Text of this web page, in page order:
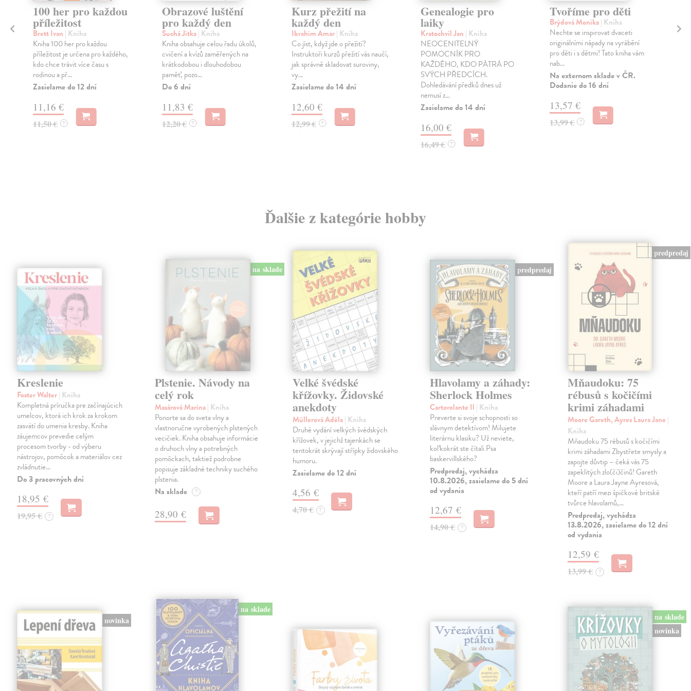
100 her pro každou
příležitost
Brett Ivan | Kniha
Kniha 100 her pro každou
příležitost je určena pro každého,
kdo chce trávit více času s
rodinou a př...
Zasielame do 12 dní
11,16 €
11,50 € ?
Obrazové luštění
pro každý den
Suchá Jitka| Kniha
Kniha obsahuje celou řadu úkolů,
cvičení a kvízů zaměřených na
krátkodobou i dlouhodobou
paměť, pozo...
Do 6 dní
11,83 €
12,20 € ?
Kurz přežití na
každý den
Ibrahim Amar| Kniha
Co jíst, když jde o přežití?
Instruktoři kurzů přežití vás naučí,
jak správně skladovat suroviny,
vy...
Zasielame do 14 dní
12,60 €
12,99 € ?
Genealogie pro
laiky
Kratochvíl Jan | Kniha
NEOCENITELNÝ
POMOCNÍK PRO
KAŽDÉHO, KDO PÁTRÁ PO
SVÝCH PŘEDCÍCH.
Dohledávání předků dnes už
nemusí z...
Zasielame do 14 dní
16,00 €
16,49 € ?
Tvoříme pro děti
Brýdová Monika| Kniha
Nechte se inspirovat dvaceti
originálními nápady na vyrábění
pro děti i s dětmi! Tato kniha vám
nab...
Na externom sklade v ČR.
Dodanie do 16 dní
13,57 €
13,99 € ?
Ďalšie z kategórie hobby
Kreslenie
Foster Walter| Kniha
Kompletná príručka pre začínajúcich
umelcov, ktorá ich krok za krokom
zasvätí do umenia kresby. Kniha
záujemcov prevedie celým
procesom tvorby - od výberu
nástrojov, pomôcok a materiálov cez
zvládnutie…
Do 3 pracovných dní
18,95 €
19,95 € ?
na sklade
Plstenie. Návody na
celý rok
Masárová Marína| Kniha
Ponorte sa do sveta vlny a
vlastnoručne vyrobených plstených
vecičiek. Kniha obsahuje informácie
o druhoch vlny a potrebných
pomôckach, taktiež podrobne
popisuje základné techniky suchého
plstenia.
Na sklade ?
28,90 €
Velké švédské
křížovky. Židovské
anekdoty
Müllerová Adéla| Kniha
Druhé vydání velkých švédských
křížovek, v jejichž tajenkách se
tentokrát skrývají střípky židovského
humoru.
Zasielame do 12 dní
4,56 €
4,70 € ?
predpredaj
Hlavolamy a záhady:
Sherlock Holmes
Cartavolante Il | Kniha
Preverte si svoje schopnosti so
slávnym detektívom! Milujete
literárnu klasiku? Už neviete,
koľkokrát ste čítali Psa
baskervillského?
Predpredaj, vychádza
10.8.2026, zasielame do 5 dní
od vydania
12,67 €
14,90 € ?
predpredaj
Mňaudoku: 75
rébusů s kočičími
krimi záhadami
Moore Gareth, Ayres Laura Jane |
Kniha
Mňaudoku 75 rébusů s kočičími
krimi záhadami Zbystřete smysly a
zapojte důvtip – čeká vás 75
zapeklitých zlo(či)činů! Gareth
Moore a Laura Jayne Ayresová,
kteří patří mezi špičkové britské
tvůrce hlavolamů,…
Predpredaj, vychádza
13.8.2026, zasielame do 12 dní
od vydania
12,59 €
13,99 € ?
novinka
na sklade
na sklade
novinka